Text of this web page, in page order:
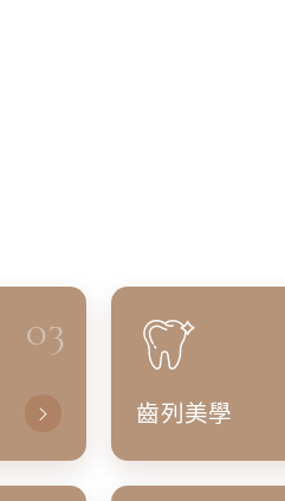
03
齒列美學